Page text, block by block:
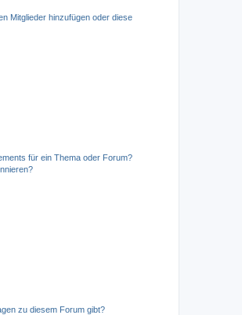
Mitglieder hinzufügen oder diese
für ein Thema oder Forum?
zu diesem Forum gibt?